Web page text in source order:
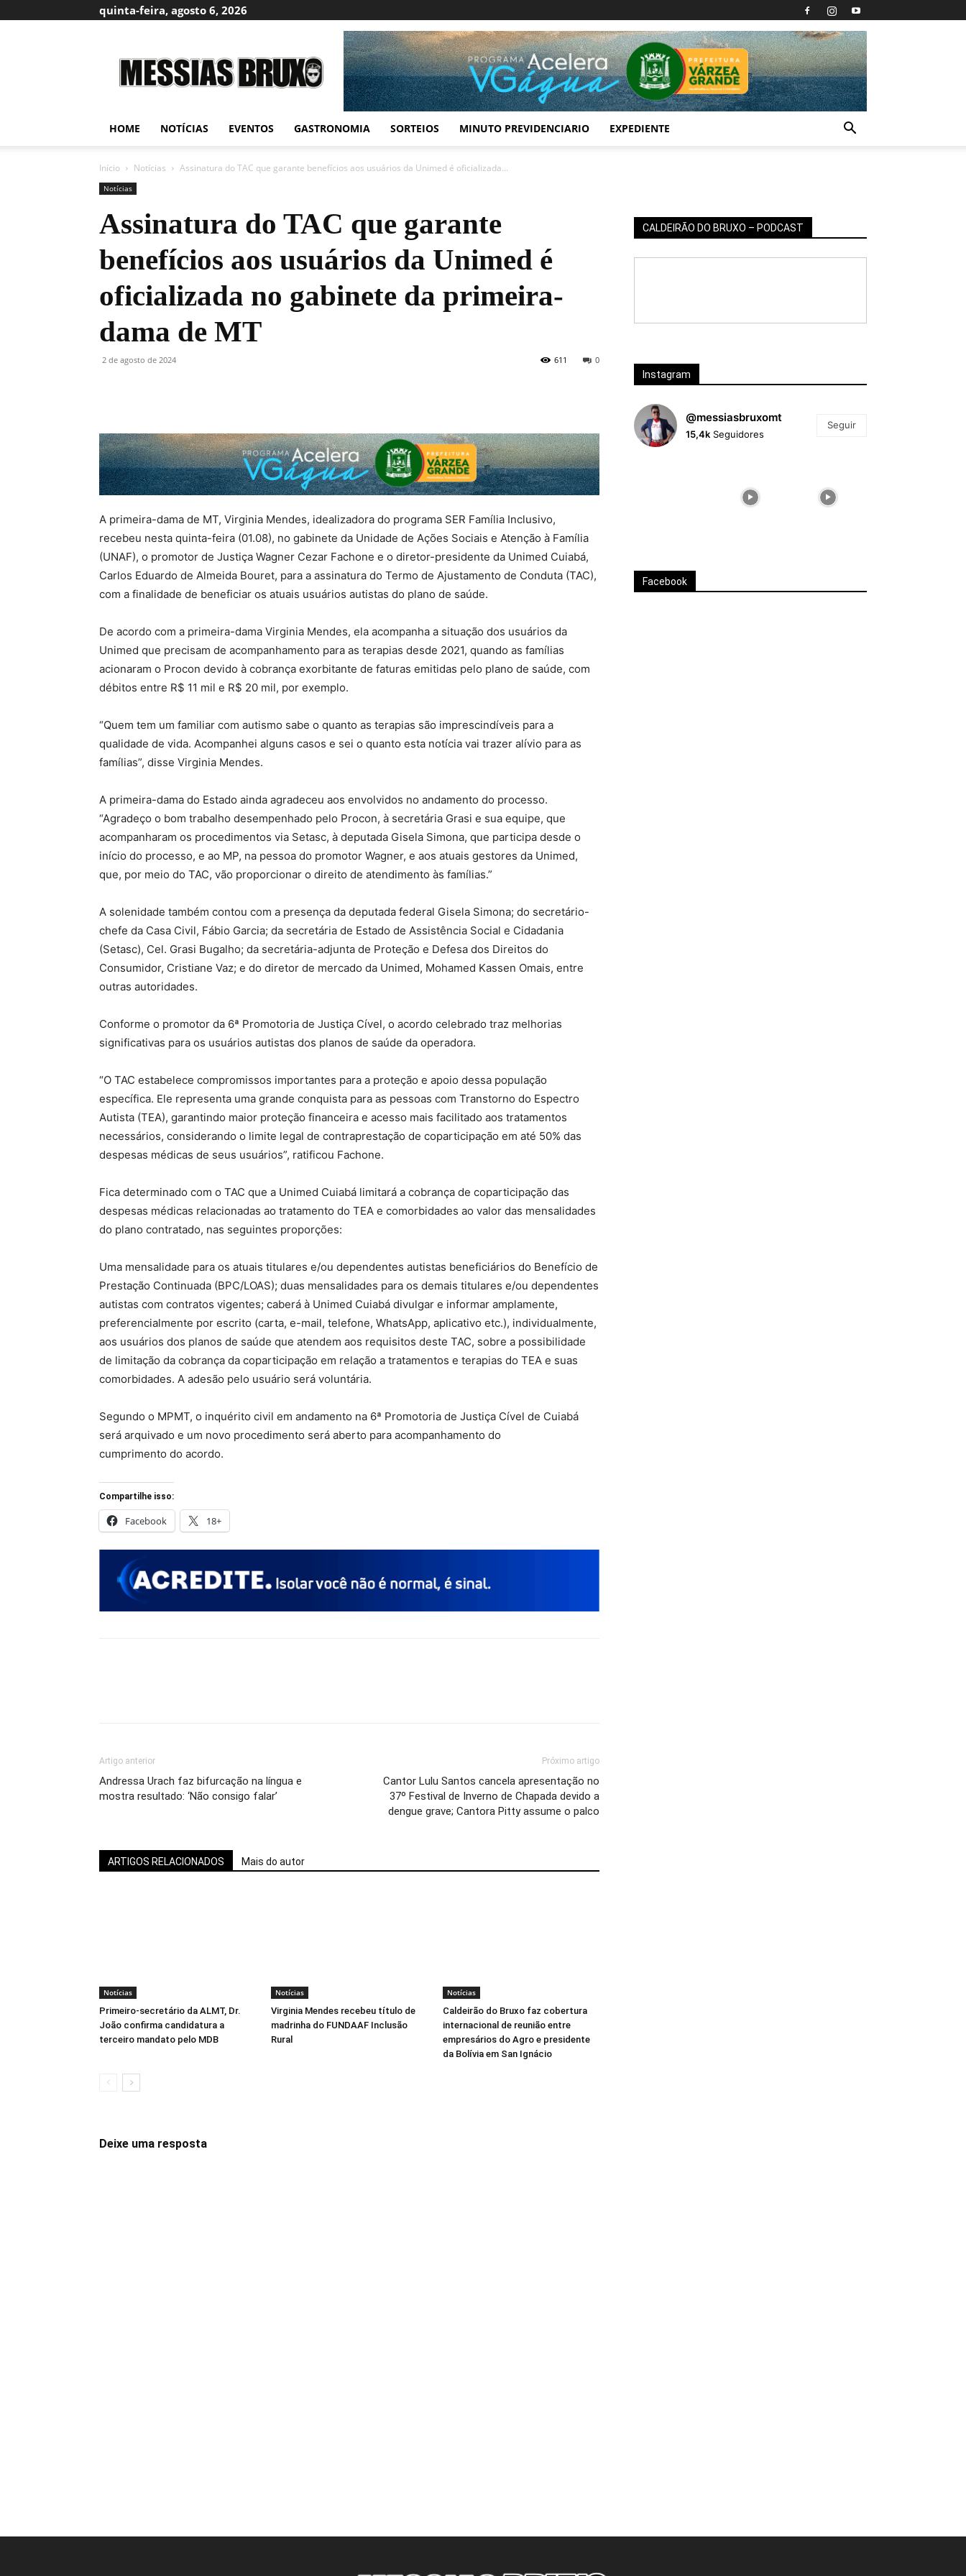
quinta-feira, agosto 6, 2026
Bruxo
HOME NOTÍCIAS EVENTOS GASTRONOMIA SORTEIOS MINUTO PREVIDENCIARIO EXPEDIENTE
Início Notícias Assinatura do TAC que garante benefícios aos usuários da Unimed é oficializada...
Notícias
Assinatura do TAC que garante
benefícios aos usuários da Unimed é
oficializada no gabinete da primeira-
dama de MT
2 de agosto de 2024 0
611
A primeira-dama de MT, Virginia Mendes, idealizadora do programa SER Família Inclusivo,
recebeu nesta quinta-feira (01.08), no gabinete da Unidade de Ações Sociais e Atenção à Família
(UNAF), o promotor de Justiça Wagner Cezar Fachone e o diretor-presidente da Unimed Cuiabá,
Carlos Eduardo de Almeida Bouret, para a assinatura do Termo de Ajustamento de Conduta (TAC),
com a finalidade de beneficiar os atuais usuários autistas do plano de saúde.
De acordo com a primeira-dama Virginia Mendes, ela acompanha a situação dos usuários da
Unimed que precisam de acompanhamento para as terapias desde 2021, quando as famílias
acionaram o Procon devido à cobrança exorbitante de faturas emitidas pelo plano de saúde, com
débitos entre R$ 11 mil e R$ 20 mil, por exemplo.
“Quem tem um familiar com autismo sabe o quanto as terapias são imprescindíveis para a
qualidade de vida. Acompanhei alguns casos e sei o quanto esta notícia vai trazer alívio para as
famílias”, disse Virginia Mendes.
A primeira-dama do Estado ainda agradeceu aos envolvidos no andamento do processo.
“Agradeço o bom trabalho desempenhado pelo Procon, à secretária Grasi e sua equipe, que
acompanharam os procedimentos via Setasc, à deputada Gisela Simona, que participa desde o
início do processo, e ao MP, na pessoa do promotor Wagner, e aos atuais gestores da Unimed,
que, por meio do TAC, vão proporcionar o direito de atendimento às famílias.”
A solenidade também contou com a presença da deputada federal Gisela Simona; do secretário-
chefe da Casa Civil, Fábio Garcia; da secretária de Estado de Assistência Social e Cidadania
(Setasc), Cel. Grasi Bugalho; da secretária-adjunta de Proteção e Defesa dos Direitos do
Consumidor, Cristiane Vaz; e do diretor de mercado da Unimed, Mohamed Kassen Omais, entre
outras autoridades.
Conforme o promotor da 6ª Promotoria de Justiça Cível, o acordo celebrado traz melhorias
significativas para os usuários autistas dos planos de saúde da operadora.
“O TAC estabelece compromissos importantes para a proteção e apoio dessa população
específica. Ele representa uma grande conquista para as pessoas com Transtorno do Espectro
Autista (TEA), garantindo maior proteção financeira e acesso mais facilitado aos tratamentos
necessários, considerando o limite legal de contraprestação de coparticipação em até 50% das
despesas médicas de seus usuários”, ratificou Fachone.
Fica determinado com o TAC que a Unimed Cuiabá limitará a cobrança de coparticipação das
despesas médicas relacionadas ao tratamento do TEA e comorbidades ao valor das mensalidades
do plano contratado, nas seguintes proporções:
Uma mensalidade para os atuais titulares e/ou dependentes autistas beneficiários do Benefício de
Prestação Continuada (BPC/LOAS); duas mensalidades para os demais titulares e/ou dependentes
autistas com contratos vigentes; caberá à Unimed Cuiabá divulgar e informar amplamente,
preferencialmente por escrito (carta, e-mail, telefone, WhatsApp, aplicativo etc.), individualmente,
aos usuários dos planos de saúde que atendem aos requisitos deste TAC, sobre a possibilidade
de limitação da cobrança da coparticipação em relação a tratamentos e terapias do TEA e suas
comorbidades. A adesão pelo usuário será voluntária.
Segundo o MPMT, o inquérito civil em andamento na 6ª Promotoria de Justiça Cível de Cuiabá
será arquivado e um novo procedimento será aberto para acompanhamento do
cumprimento do acordo.
Compartilhe isso:
Facebook 18+
Artigo anterior
Andressa Urach faz bifurcação na língua e
mostra resultado: ‘Não consigo falar’
Próximo artigo
Cantor Lulu Santos cancela apresentação no
37º Festival de Inverno de Chapada devido a
dengue grave; Cantora Pitty assume o palco
ARTIGOS RELACIONADOS Mais do autor
Notícias
Primeiro-secretário da ALMT, Dr.
João confirma candidatura a
terceiro mandato pelo MDB
Notícias
Virginia Mendes recebeu título de
madrinha do FUNDAAF Inclusão
Rural
Notícias
Caldeirão do Bruxo faz cobertura
internacional de reunião entre
empresários do Agro e presidente
da Bolívia em San Ignácio
Deixe uma resposta
CALDEIRÃO DO BRUXO – PODCAST
Instagram
@messiasbruxomt
15,4k Seguidores
Seguir
Facebook